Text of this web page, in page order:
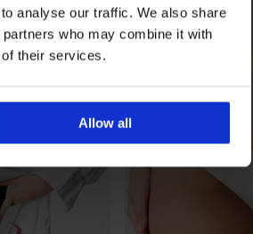
analyse our traffic. We also share
who may combine it with
their services.
Allow all